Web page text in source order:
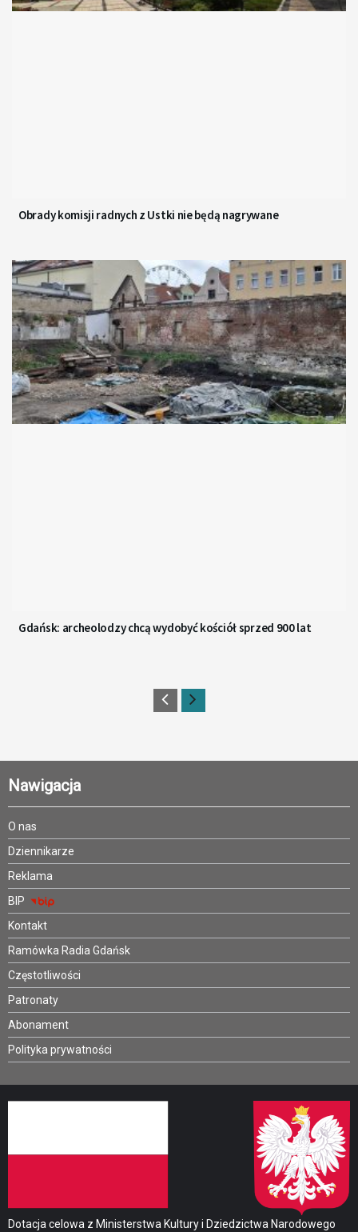
Obrady komisji radnych z Ustki nie będą nagrywane
Gdańsk: archeolodzy chcą wydobyć kościół sprzed 900 lat
Nawigacja
O nas
Dziennikarze
Reklama
BIP
Kontakt
Ramówka Radia Gdańsk
Częstotliwości
Patronaty
Abonament
Polityka prywatności
Dotacja celowa z Ministerstwa Kultury i Dziedzictwa Narodowego